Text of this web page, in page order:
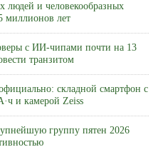
людей и человекообразных
миллионов лет
с ИИ-чипами почти на 13
транзитом
складной смартфон с
и камерой Zeiss
группу пятен 2026